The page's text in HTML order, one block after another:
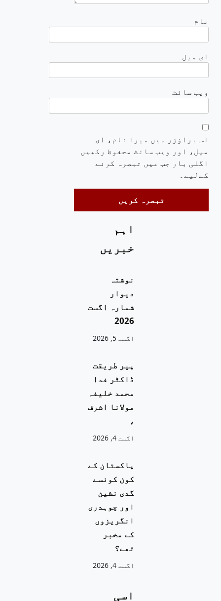
نام
ای میل
ویب‌ سائٹ
اس براؤزر میں میرا نام، ای
میل، اور ویب سائٹ محفوظ رکھیں
اگلی بار جب میں تبصرہ کرنے
کےلیے۔
اہم
خبریں
نوشتہ
دیوار
شمارہ اگست
2026
اگست 5, 2026
پیر طریقت
ڈاکٹر فدا
محمد خلیفہ
مولانا اشرف
،
اگست 4, 2026
پاکستان کے
کون کونسے
گدی نشین
اور چوہدری
انگریزوں
کے مخبر
تھے؟
اگست 4, 2026
اسی